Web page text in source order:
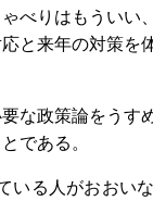
べりはもういい
と来年の対策を
な政策論をうす
である。
る人がおおい